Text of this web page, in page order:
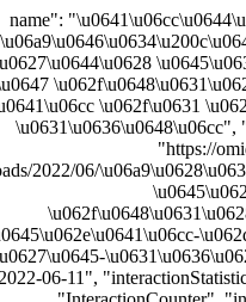
", "name":
\u062f\u0631
2022/06/
\u0645\u062e\u0641\u06cc-
"2022-06-11",